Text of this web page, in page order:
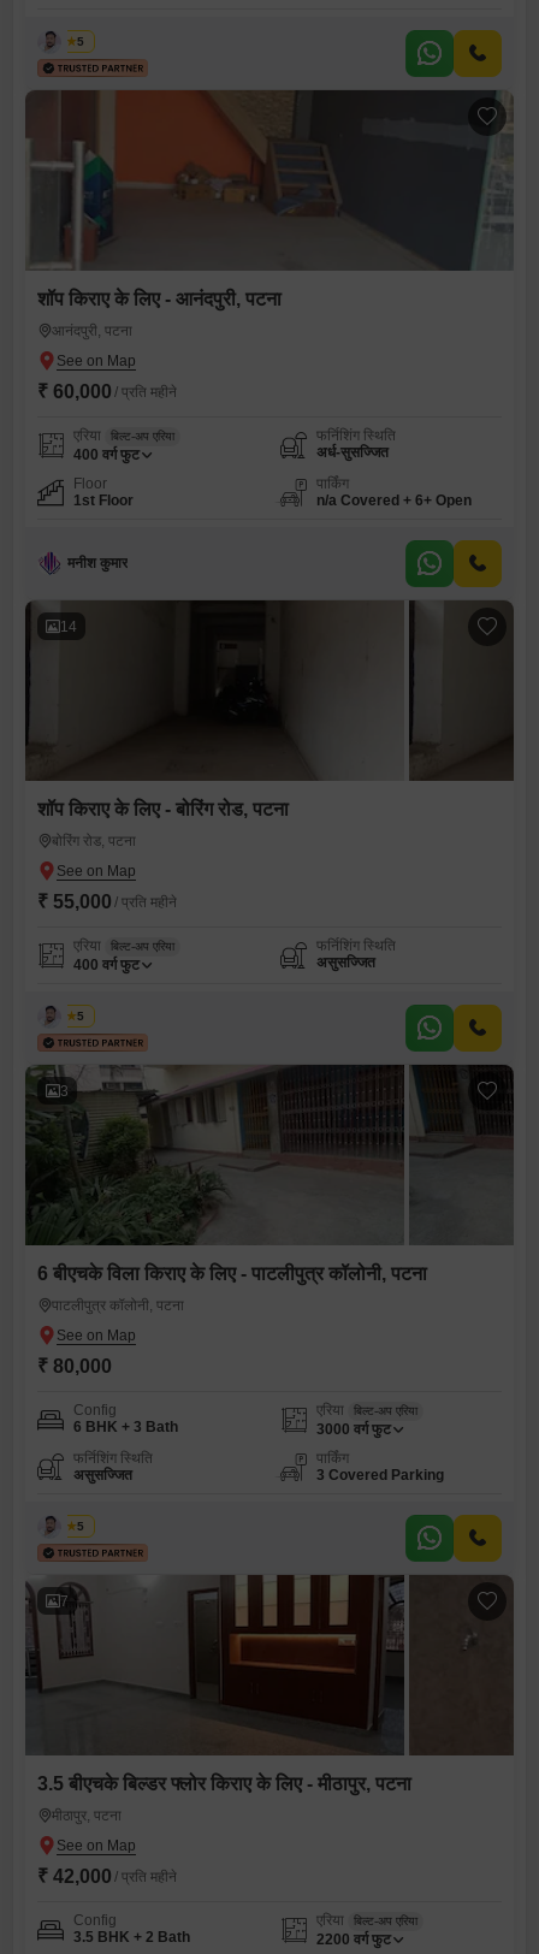
कबीर
5
शॉप किराए के लिए - आनंदपुरी, पटना
आनंदपुरी, पटना
₹ 60,000 / प्रति महीने
एरिया बिल्ट-अप एरिया
400 वर्ग फुट
फर्निशिंग स्थिति
अर्ध-सुसज्जित
Floor
1st Floor
पार्किंग
n/a Covered + 6+ Open
मनीश कुमार
14
शॉप किराए के लिए - बोरिंग रोड, पटना
बोरिंग रोड, पटना
₹ 55,000 / प्रति महीने
एरिया बिल्ट-अप एरिया
400 वर्ग फुट
फर्निशिंग स्थिति
असुसज्जित
कबीर
5
3
6 बीएचके विला किराए के लिए - पाटलीपुत्र कॉलोनी, पटना
पाटलीपुत्र कॉलोनी, पटना
₹ 80,000
Config
6 BHK + 3 Bath
एरिया बिल्ट-अप एरिया
3000 वर्ग फुट
फर्निशिंग स्थिति
असुसज्जित
पार्किंग
3 Covered Parking
कबीर
5
7
3.5 बीएचके बिल्डर फ्लोर किराए के लिए - मीठापुर, पटना
मीठापुर, पटना
₹ 42,000 / प्रति महीने
Config
3.5 BHK + 2 Bath
एरिया बिल्ट-अप एरिया
2200 वर्ग फुट